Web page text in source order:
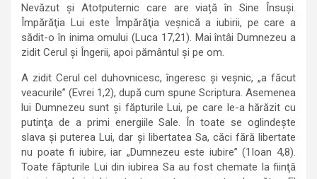
Nevăzut și Atotputernic care are viață în Sine Însuși.
Împărăţia Lui este Împărăţia veşnică a iubirii, pe care a
sădit-o în inima omului (Luca 17,21). Mai întâi Dumnezeu a
zidit Cerul şi Îngerii, apoi pământul şi pe om.
A zidit Cerul cel duhovnicesc, îngeresc şi veşnic, „a făcut
veacurile” (Evrei 1,2), după cum spune Scriptura. Asemenea
lui Dumnezeu sunt şi făpturile Lui, pe care le-a hărăzit cu
putinţa de a primi energiile Sale. În toate se oglindeşte
slava şi puterea Lui, dar şi libertatea Sa, căci fără libertate
nu poate fi iubire, iar „Dumnezeu este iubire” (1Ioan 4,8).
Toate făpturile Lui din iubirea Sa au fost chemate la fiinţă